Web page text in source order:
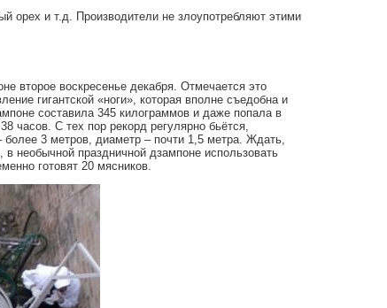
орех и т.д. Производители не злоупотребляют этими
второе воскресенье декабря. Отмечается это
гигантской «ноги», которая вполне съедобна и
составила 345 килограммов и даже попала в
часов. С тех пор рекорд регулярно бьётся,
3 метров, диаметр – почти 1,5 метра. Ждать,
необычной праздничной дзампоне использовать
готовят 20 мясников.